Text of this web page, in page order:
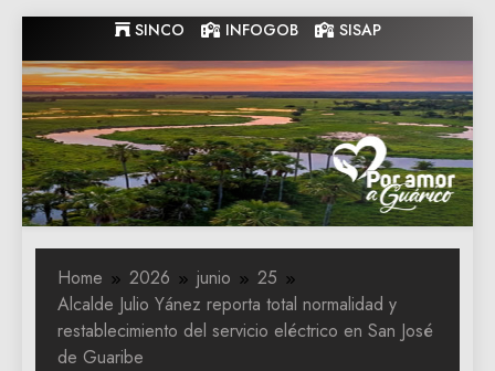
to
content
SINCO INFOGOB SISAP
Gobernacion
de Guarico
Gobernacion de Guarico
Home 2026 junio
25
Alcalde Julio Yánez reporta total normalidad y
restablecimiento del servicio eléctrico en San José
de Guaribe